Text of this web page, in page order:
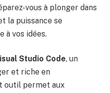
vous à plonger dans
la puissance se
à vos idées.
Studio Code, un
et riche en
outil permet aux